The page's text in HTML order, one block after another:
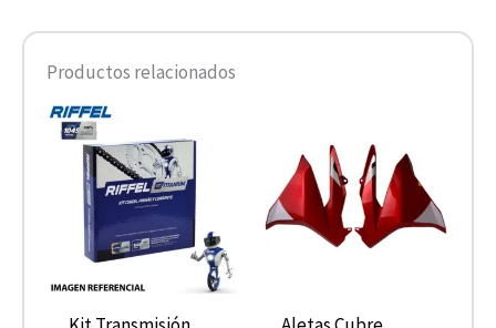
Productos relacionados